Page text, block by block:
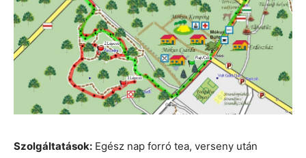
Szolgáltatások: Egész nap forró tea, verseny után